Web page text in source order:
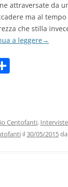
attraversate da
ma al
che stilla
a leggere→
vi
di
Centofanti, Interviste
il30/05/2015da